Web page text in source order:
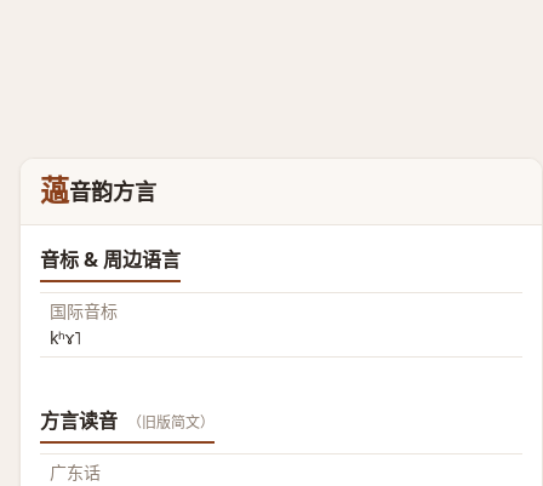
薖音韵方言
音标 & 周边语言
国际音标
kʰɤ˥
方言读音 （旧版简文）
广东话